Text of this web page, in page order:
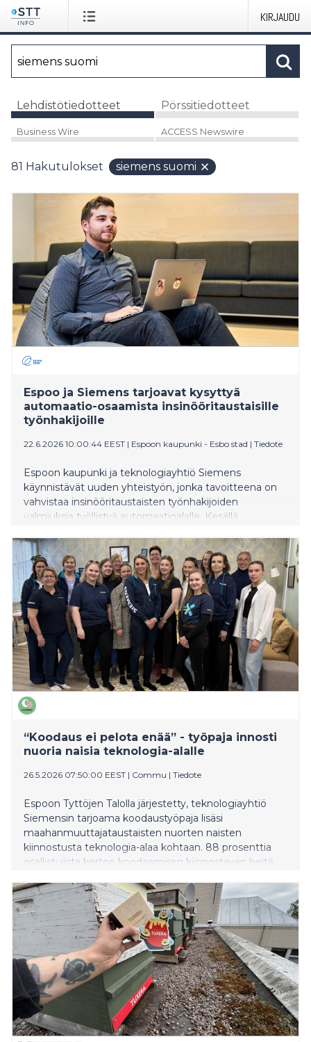
KIRJAUDU
Lehdistötiedotteet Pörssitiedotteet
Business Wire ACCESS Newswire
81 Hakutulokset siemens suomi
Espoo ja Siemens tarjoavat kysyttyä
automaatio-osaamista insinööritaustaisille
työnhakijoille
22.6.2026 10:00:44 EEST | Espoon kaupunki - Esbo stad | Tiedote
Espoon kaupunki ja teknologiayhtiö Siemens
käynnistävät uuden yhteistyön, jonka tavoitteena on
vahvistaa insinööritaustaisten työnhakijoiden
valmiuksia työllistyä automaatioalalle. Kesällä
osallistujille maksutta.
“Koodaus ei pelota enää” - työpaja innosti
nuoria naisia teknologia-alalle
26.5.2026 07:50:00 EEST | Commu | Tiedote
Espoon Tyttöjen Talolla järjestetty, teknologiayhtiö
Siemensin tarjoama koodaustyöpaja lisäsi
maahanmuuttajataustaisten nuorten naisten
kiinnostusta teknologia-alaa kohtaan. 88 prosenttia
osallistujista kertoo koodaamisen kiinnostavan heitä